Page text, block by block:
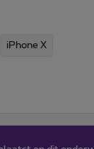
iPhone X